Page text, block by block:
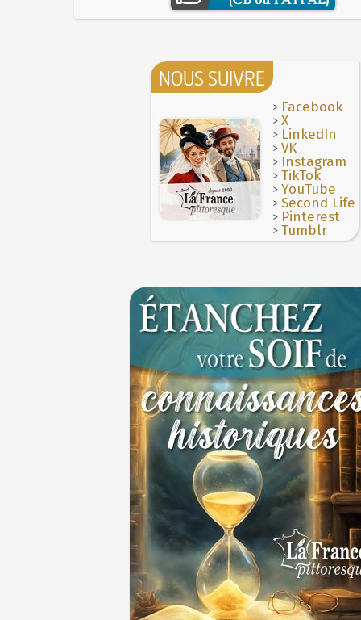
NOUS SUIVRE
> Facebook
>X
> LinkedIn
>VK
> Instagram
>TikTok
>YouTube
>Second Life
> Pinterest
>Tumblr